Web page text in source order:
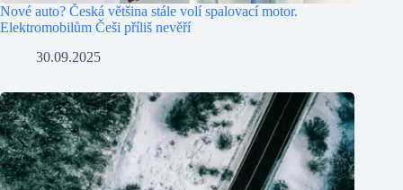
Nové auto? Česká většina stále volí spalovací motor.
Elektromobilům Češi příliš nevěří
30.09.2025